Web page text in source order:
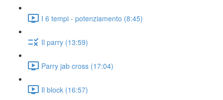
I 6 tempi - potenziamento (8:45)
Il parry (13:59)
Parry jab cross (17:04)
Il block (16:57)